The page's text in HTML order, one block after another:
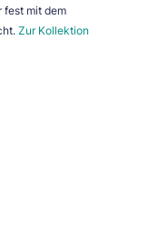
fest mit dem
Zur Kollektion